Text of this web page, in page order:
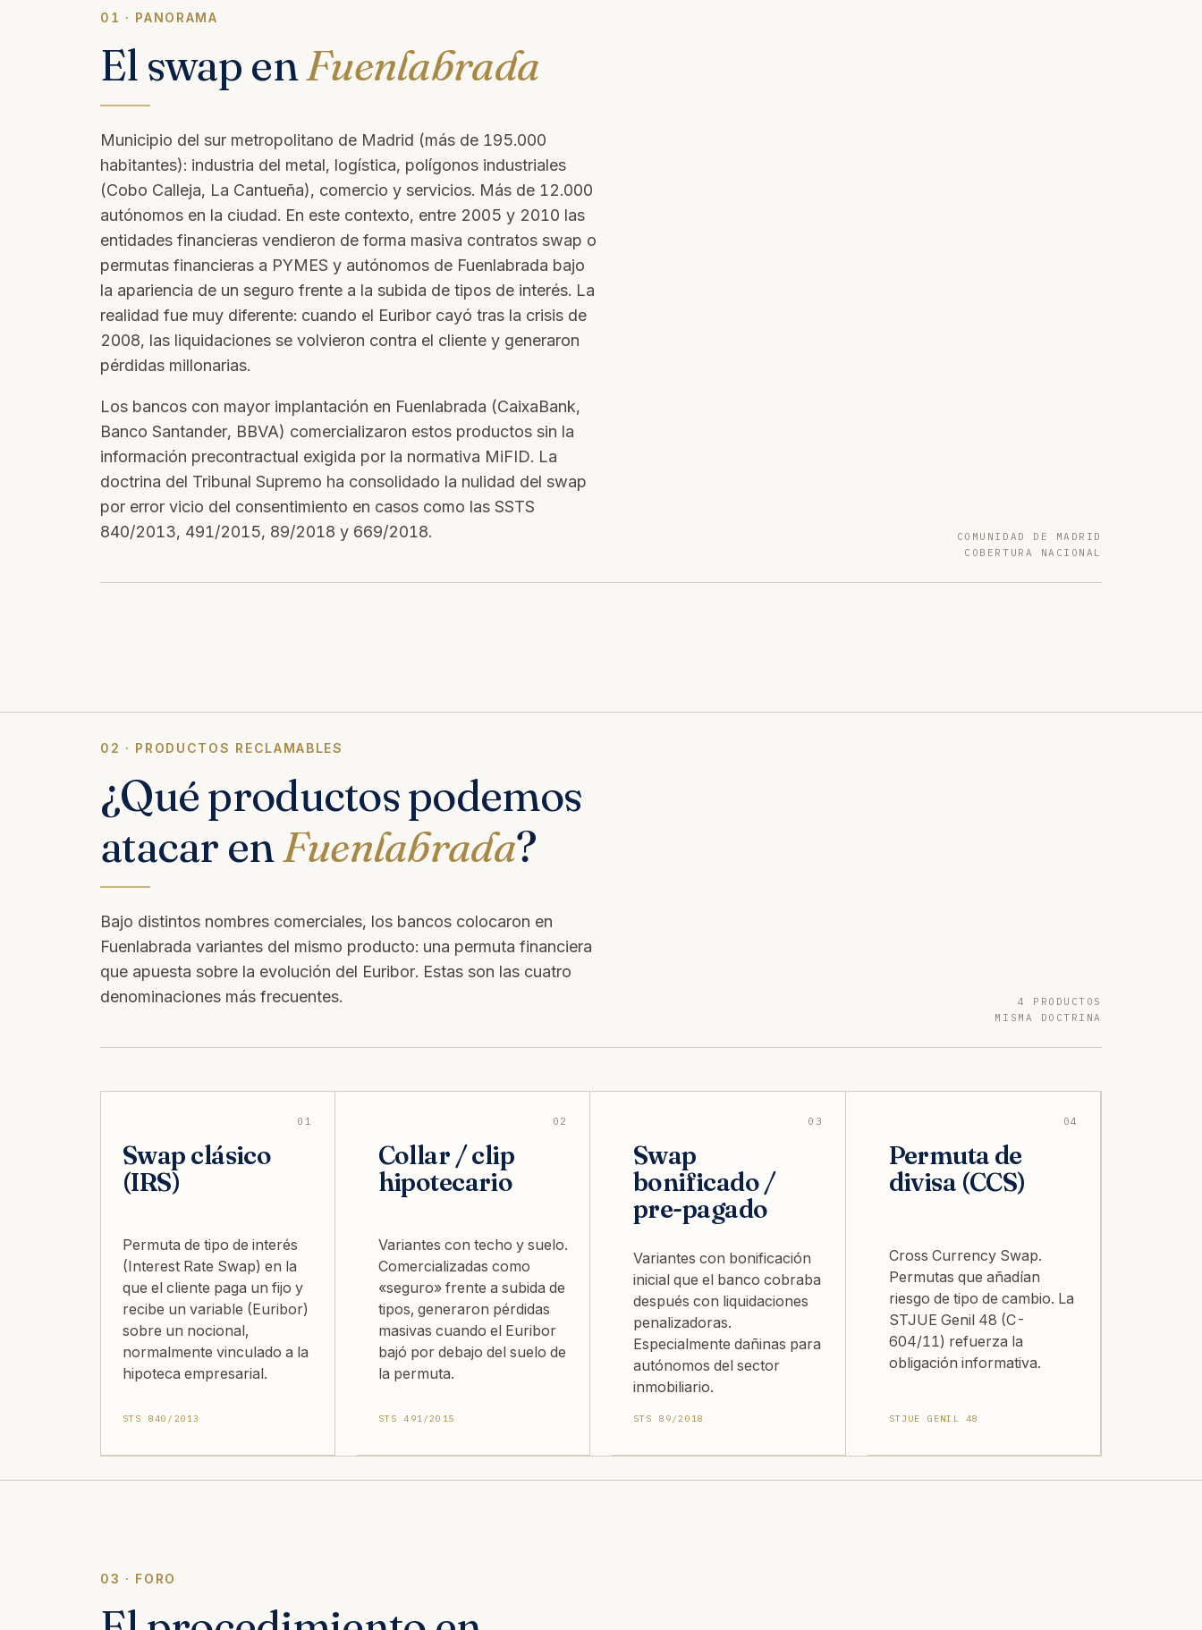
01 · PANORAMA
El swap enFuenlabrada
Municipio del sur metropolitano de Madrid (más de 195.000
habitantes): industria del metal, logística, polígonos industriales
(Cobo Calleja, La Cantueña), comercio y servicios. Más de 12.000
autónomos en la ciudad. En este contexto, entre 2005 y 2010 las
entidades financieras vendieron de forma masiva contratos swap o
permutas financieras a PYMES y autónomos de Fuenlabrada bajo
la apariencia de un seguro frente a la subida de tipos de interés. La
realidad fue muy diferente: cuando el Euribor cayó tras la crisis de
2008, las liquidaciones se volvieron contra el cliente y generaron
pérdidas millonarias.
Los bancos con mayor implantación en Fuenlabrada (CaixaBank,
Banco Santander, BBVA) comercializaron estos productos sin la
información precontractual exigida por la normativa MiFID. La
doctrina del Tribunal Supremo ha consolidado la nulidad del swap
por error vicio del consentimiento en casos como las SSTS
840/2013, 491/2015, 89/2018 y 669/2018.
COMUNIDAD DE MADRID
COBERTURA NACIONAL
02 · PRODUCTOS RECLAMABLES
¿Qué productos podemos
atacar enFuenlabrada?
Bajo distintos nombres comerciales, los bancos colocaron en
Fuenlabrada variantes del mismo producto: una permuta financiera
que apuesta sobre la evolución del Euribor. Estas son las cuatro
denominaciones más frecuentes.
4 PRODUCTOS
MISMA DOCTRINA
01
Swap clásico
(IRS)
Permuta de tipo de interés
(Interest Rate Swap) en la
que el cliente paga un fijo y
recibe un variable (Euribor)
sobre un nocional,
normalmente vinculado a la
hipoteca empresarial.
STS 840/2013
02
Collar / clip
hipotecario
Variantes con techo y suelo.
Comercializadas como
«seguro» frente a subida de
tipos, generaron pérdidas
masivas cuando el Euribor
bajó por debajo del suelo de
la permuta.
STS 491/2015
03
Swap
bonificado /
pre-pagado
Variantes con bonificación
inicial que el banco cobraba
después con liquidaciones
penalizadoras.
Especialmente dañinas para
autónomos del sector
inmobiliario.
STS 89/2018
04
Permuta de
divisa (CCS)
Cross Currency Swap.
Permutas que añadían
riesgo de tipo de cambio. La
STJUE Genil 48 (C-
604/11) refuerza la
obligación informativa.
STJUE GENIL 48
03 · FORO